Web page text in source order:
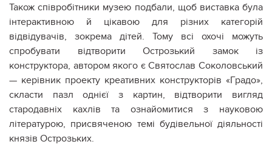
Також співробітники музею подбали, щоб виставка була
інтерактивною й цікавою для різних категорій
відвідувачів, зокрема дітей. Тому всі охочі можуть
спробувати відтворити Острозький замок із
конструктора, автором якого є Святослав Соколовський
— керівник проекту креативних конструкторів «Градо»,
скласти пазл однієї з картин, відтворити вигляд
стародавніх кахлів та ознайомитися з науковою
літературою, присвяченою темі будівельної діяльності
князів Острозьких.